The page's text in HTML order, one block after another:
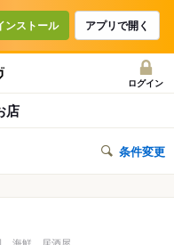
ンストール アプリで開く
ログイン
店
条件変更